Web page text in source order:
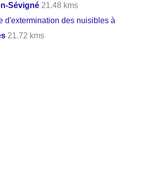
Sévigné 21.48 kms
d'extermination des nuisibles à
21.72 kms